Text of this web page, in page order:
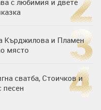
с любимия и двете
Кърджилова и Пламен
място
сватба, Стоичков и
песен